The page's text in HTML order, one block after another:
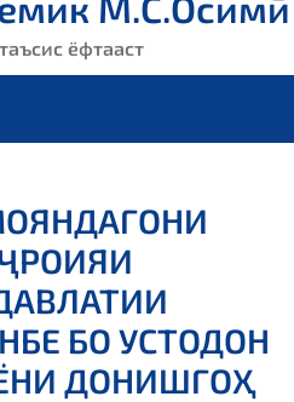
ёфтааст
БО УСТОДОН
ДОНИШГОҲ